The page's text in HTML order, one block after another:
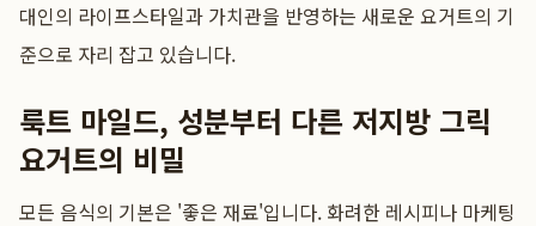
대인의 라이프스타일과 가치관을 반영하는 새로운 요거트의 기
준으로 자리 잡고 있습니다.
룩트 마일드, 성분부터 다른 저지방 그릭
요거트의 비밀
모든 음식의 기본은 '좋은 재료'입니다. 화려한 레시피나 마케팅